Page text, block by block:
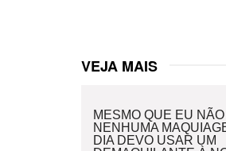
VEJA MAIS
MESMO QUE EU
NENHUMA
DIA DEVO USAR UM